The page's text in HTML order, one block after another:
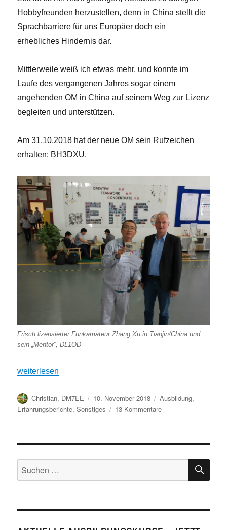
Hobbyfreunden herzustellen, denn in China stellt die
Sprachbarriere für uns Europäer doch ein
erhebliches Hindernis dar.
Mittlerweile weiß ich etwas mehr, und konnte im
Laufe des vergangenen Jahres sogar einem
angehenden OM in China auf seinem Weg zur Lizenz
begleiten und unterstützen.
Am 31.10.2018 hat der neue OM sein Rufzeichen
erhalten: BH3DXU.
Frisch lizensierter Funkamateur Zhang Xu in Tianjin/China und
sein „Mentor“, DL1OD
„Als Afu-Mentor in China unterwegs“
weiterlesen
Autor
Christian, DM7EE
Veröffentlicht
am
10. November 2018 Kategorien
Ausbildung,
Erfahrungsberichte,Sonstiges 13 Kommentarezu
China
Suchen
nach: